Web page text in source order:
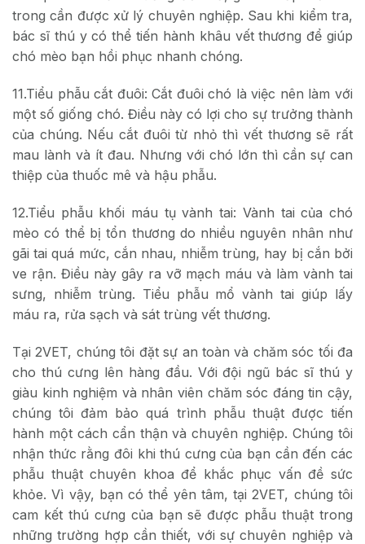
trong cần được xử lý chuyên nghiệp. Sau khi kiểm tra,
bác sĩ thú y có thể tiến hành khâu vết thương để giúp
chó mèo bạn hồi phục nhanh chóng.
11.Tiểu phẫu cắt đuôi: Cắt đuôi chó là việc nên làm với
một số giống chó. Điều này có lợi cho sự trưởng thành
của chúng. Nếu cắt đuôi từ nhỏ thì vết thương sẽ rất
mau lành và ít đau. Nhưng với chó lớn thì cần sự can
thiệp của thuốc mê và hậu phẫu.
12.Tiểu phẫu khối máu tụ vành tai: Vành tai của chó
mèo có thể bị tổn thương do nhiều nguyên nhân như
gãi tai quá mức, cắn nhau, nhiễm trùng, hay bị cắn bởi
ve rận. Điều này gây ra vỡ mạch máu và làm vành tai
sưng, nhiễm trùng. Tiểu phẫu mổ vành tai giúp lấy
máu ra, rửa sạch và sát trùng vết thương.
Tại 2VET, chúng tôi đặt sự an toàn và chăm sóc tối đa
cho thú cưng lên hàng đầu. Với đội ngũ bác sĩ thú y
giàu kinh nghiệm và nhân viên chăm sóc đáng tin cậy,
chúng tôi đảm bảo quá trình phẫu thuật được tiến
hành một cách cẩn thận và chuyên nghiệp. Chúng tôi
nhận thức rằng đôi khi thú cưng của bạn cần đến các
phẫu thuật chuyên khoa để khắc phục vấn đề sức
khỏe. Vì vậy, bạn có thể yên tâm, tại 2VET, chúng tôi
cam kết thú cưng của bạn sẽ được phẫu thuật trong
những trường hợp cần thiết, với sự chuyên nghiệp và